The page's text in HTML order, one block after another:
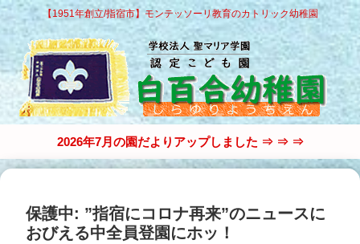
【1951年創立/指宿市】モンテッソーリ教育のカトリック幼稚園
2026年7月の園だよりアップしました ⇒ ⇒ ⇒
保護中: ”指宿にコロナ再来”のニュースに
おびえる中全員登園にホッ！